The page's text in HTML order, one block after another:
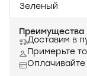
Зеленый
Преимущества
Доставим в
Примерьте